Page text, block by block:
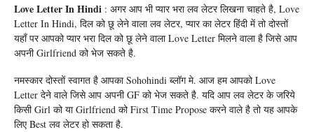
Love Letter In Hindi : अगर आप भी प्यार भरा लव लेटर लिखना चाहते है, Love
Letter In Hindi, दिल को छू लेने वाला लव लेटर, प्यार का लेटर हिंदी में तो दोस्तों
यहाँ पर आपको प्यार भरा दिल को छू लेने वाला Love Letter मिलने वाला है जिसे आप
अपनी Girlfriend को भेज सकते है.
नमस्कार दोस्तों स्वागत है आपका Sohohindi ब्लॉग मे. आज हम आपको Love
Letter देने वाले जिसे आप अपनी GF को भेज सकते है. यदि आप लव लेटर के जरिये
किसी Girl को या Girlfriend को First Time Propose करने वाले है तो यह आपके
लिए Best लव लेटर हो सकता है.